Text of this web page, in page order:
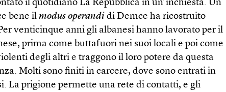
il quotidiano La Repubblica in un’inchiesta. Un
bene ilmodus operandi di Demce ha ricostruito
venticinque anni gli albanesi hanno lavorato per il
prima come buttafuori nei suoi locali e poi come
degli altri e traggono il loro potere da questa
Molti sono finiti in carcere, dove sono entrati in
La prigione permette una rete di contatti, e gli